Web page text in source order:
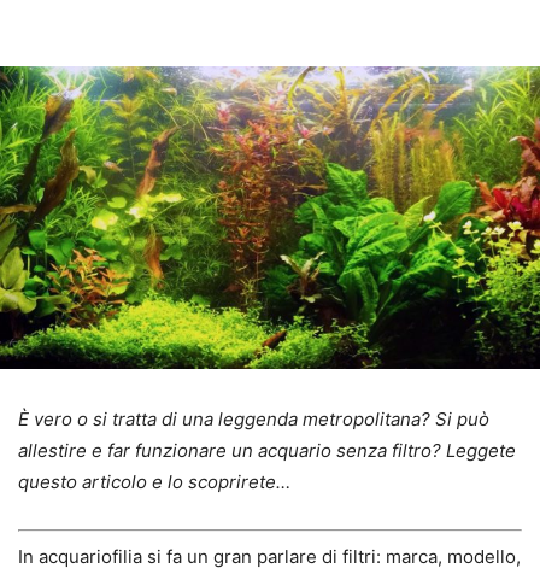
È vero o si tratta di una leggenda metropolitana? Si può
allestire e far funzionare un acquario senza filtro? Leggete
questo articolo e lo scoprirete…
In acquariofilia si fa un gran parlare di filtri: marca, modello,